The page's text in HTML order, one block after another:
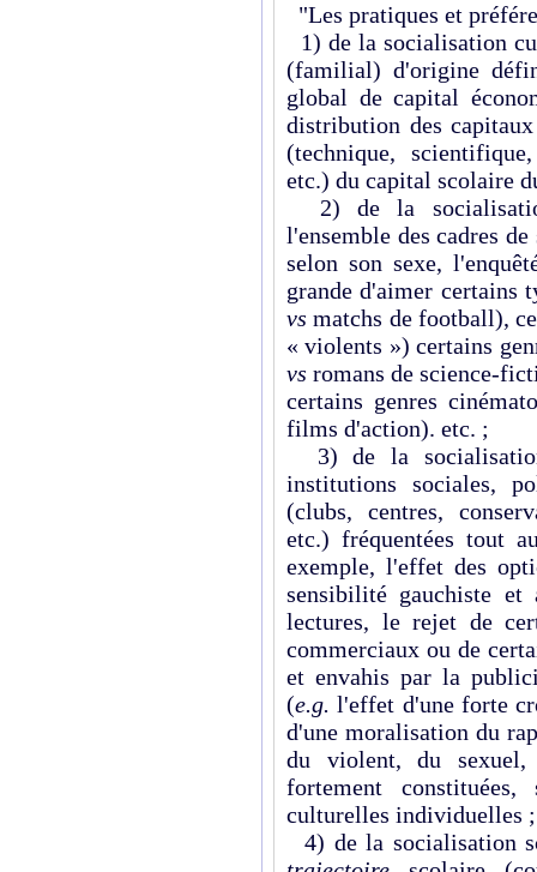
"Les pratiques et
1) de la socialisation
(familial) d'origine
global de capital
distribution des
(technique,
etc.) du capital scolaire
2) de la
l'ensemble des cadres
selon son sexe,
grande d'aimer certains
vs matchs de football),
« violents ») certains
vs romans de science-
certains genres
films d'action). etc. ;
3) de la
institutions sociales,
(clubs, centres,
etc.) fréquentées tout
exemple, l'effet des
sensibilité gauchiste
lectures, le rejet de
commerciaux ou de
et envahis par la
(e.g. l'effet d'une forte
d'une moralisation du
du violent, du
fortement
culturelles individuelles ;
4) de la socialisation